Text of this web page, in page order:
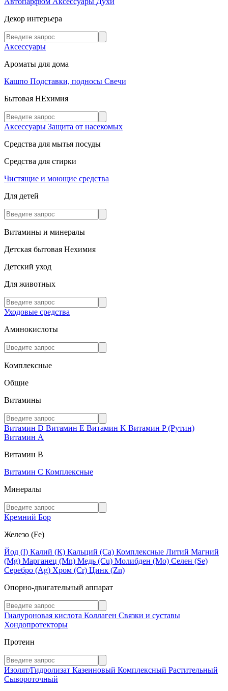
Декор интерьера
Аксессуары
Ароматы для дома
Кашпо Подставки, подносы Свечи
Бытовая НЕхимия
Аксессуары Защита от насекомых
Средства для мытья посуды
Средства для стирки
Чистящие и моющие средства
Для детей
Витамины и минералы
Детская бытовая Нехимия
Детский уход
Для животных
Уходовые средства
Аминокислоты
Комплексные
Общие
Витамины
Витамин D Витамин E Витамин K Витамин P (Рутин)
Витамин А
Витамин В
Витамин C Комплексные
Минералы
Кремний Бор
Железо (Fe)
Йод (I) Калий (К) Кальций (Са) Комплексные Литий Магний
(Mg) Марганец (Mn) Медь (Сu) Молибден (Мо) Селен (Se)
Серебро (Ag) Хром (Cr) Цинк (Zn)
Опорно-двигательный аппарат
Гиалуроновая кислота Коллаген Связки и суставы
Хондопротекторы
Протеин
Изолят/Гидролизат Казеиновый Комплексный Растительный
Сывороточный